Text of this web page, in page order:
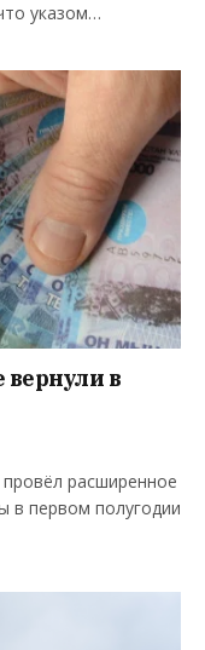
указом…
в
расширенное
в первом полугодии